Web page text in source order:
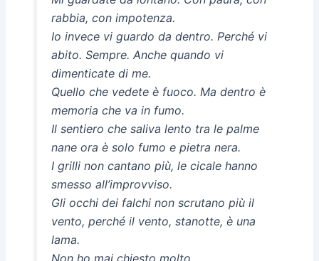
rabbia, con impotenza.
Io invece vi guardo da dentro. Perché vi
abito. Sempre. Anche quando vi
dimenticate di me.
Quello che vedete è fuoco. Ma dentro è
memoria che va in fumo.
Il sentiero che saliva lento tra le palme
nane ora è solo fumo e pietra nera.
I grilli non cantano più, le cicale hanno
smesso all’improvviso.
Gli occhi dei falchi non scrutano più il
vento, perché il vento, stanotte, è una
lama.